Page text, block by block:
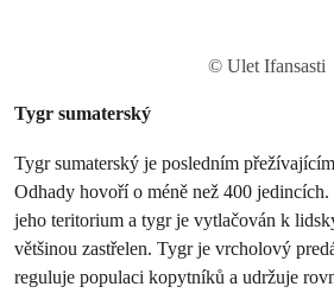
© Ulet Ifansasti
Tygr sumaterský
Tygr sumaterský je posledním
Odhady hovoří o méně než 400
jeho teritorium a tygr je vytlačován k
většinou zastřelen. Tygr je vrcholový
reguluje populaci kopytníků a udržuje